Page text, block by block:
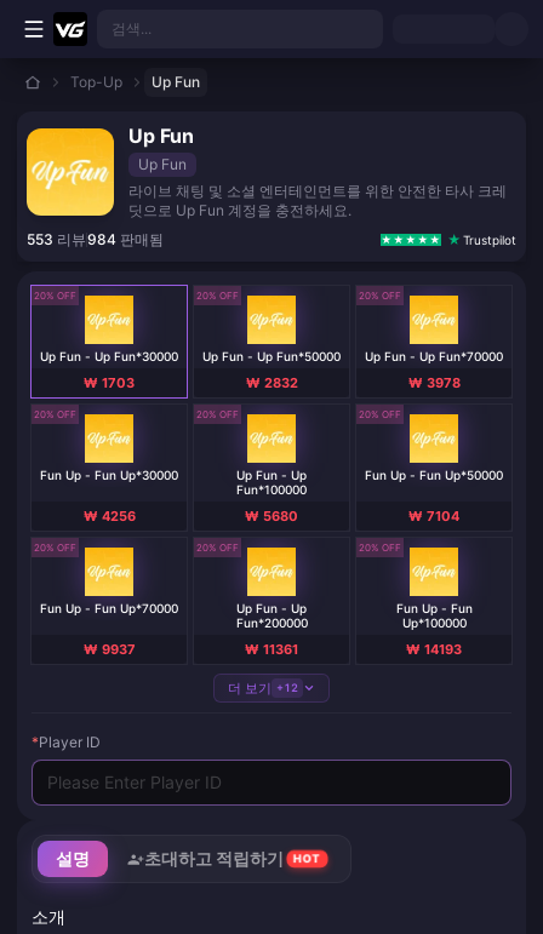
본문으로 바로가기
검색...
Top-Up Up Fun
Up Fun
Up Fun
라이브 채팅 및 소셜 엔터테인먼트를 위한 안전한 타사 크레
딧으로 Up Fun 계정을 충전하세요.
553 리뷰984 판매됨 Trustpilot
설명 초대하고 적립하기 HOT
소개
20% OFF
Up Fun - Up Fun*30000
₩ 1703
20% OFF
Up Fun - Up Fun*50000
₩ 2832
20% OFF
Up Fun - Up Fun*70000
₩ 3978
20% OFF
Fun Up - Fun Up*30000
₩ 4256
20% OFF
Up Fun - Up
Fun*100000
₩ 5680
20% OFF
Fun Up - Fun Up*50000
₩ 7104
20% OFF
Fun Up - Fun Up*70000
₩ 9937
20% OFF
Up Fun - Up
Fun*200000
₩ 11361
20% OFF
Fun Up - Fun
Up*100000
₩ 14193
더 보기 +12
*Player ID